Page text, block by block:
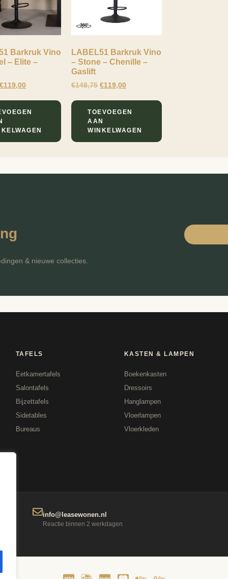
Barkruk Vino
– Elite –
€119,00
LABEL51 Barkruk Vino
– Stone – Chenille –
Gaslift
€148,75 €119,00
TOEVOEGEN
AAN
WINKELWAGEN
& nieuwe collecties.
TAFELS
Eetkamertafels
Salontafels
Bijzettafels
Sidetables
Bureaus
KASTEN & LAMPEN
Boekenkasten
Dressoirs
Hanglampen
Vloerlampen
Vloerkleden
info@leasewonen.nl
Reactie binnen 2 werkdagen